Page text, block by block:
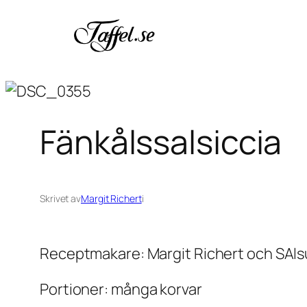
Fänkålssalsiccia
Skrivet avMargit Richerti
Receptmakare: Margit Richert och
Portioner: många korvar